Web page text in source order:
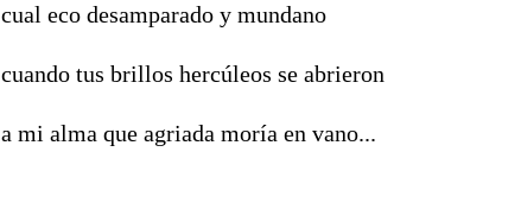
cual eco desamparado y mundano
cuando tus brillos hercúleos se abrieron
a mi alma que agriada moría en vano...